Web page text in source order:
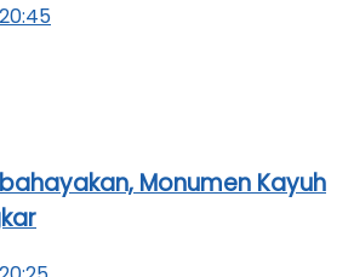
Monumen Kayuh